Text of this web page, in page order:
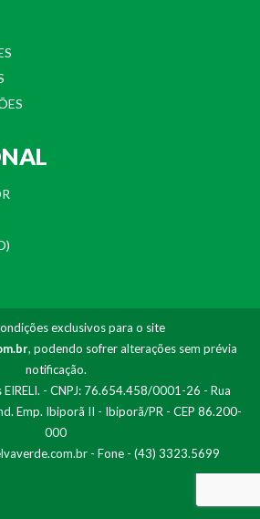
exclusivos para o site
, podendo sofrer alterações sem prévia
notificação.
- CNPJ: 76.654.458/0001-26 - Rua
Emp. Ibiporã II - Ibiporã/PR - CEP 86.200-
000
- Fone - (43) 3323.5699